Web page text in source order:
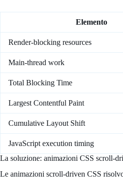
Elemento
Render-blocking resources
Main-thread work
Total Blocking Time
Largest Contentful Paint
Cumulative Layout Shift
JavaScript execution timing
La soluzione: animazioni CSS scroll-
Le animazioni scroll-driven CSS